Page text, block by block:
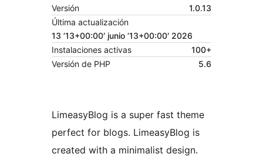
Versión
1.0.13
Última actualización
13 ’13+00:00′ junio ’13+00:00′ 2026
Instalaciones activas
100+
Versión de PHP
5.6
LimeasyBlog is a super fast theme
perfect for blogs. LimeasyBlog is
created with a minimalist design.